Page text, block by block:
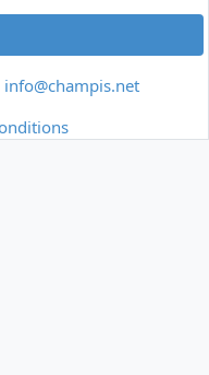
info@champis.net